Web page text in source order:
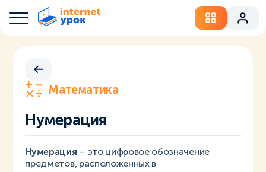
Математика
Нумерация
Нумерация – это цифровое обозначение
предметов, расположенных в